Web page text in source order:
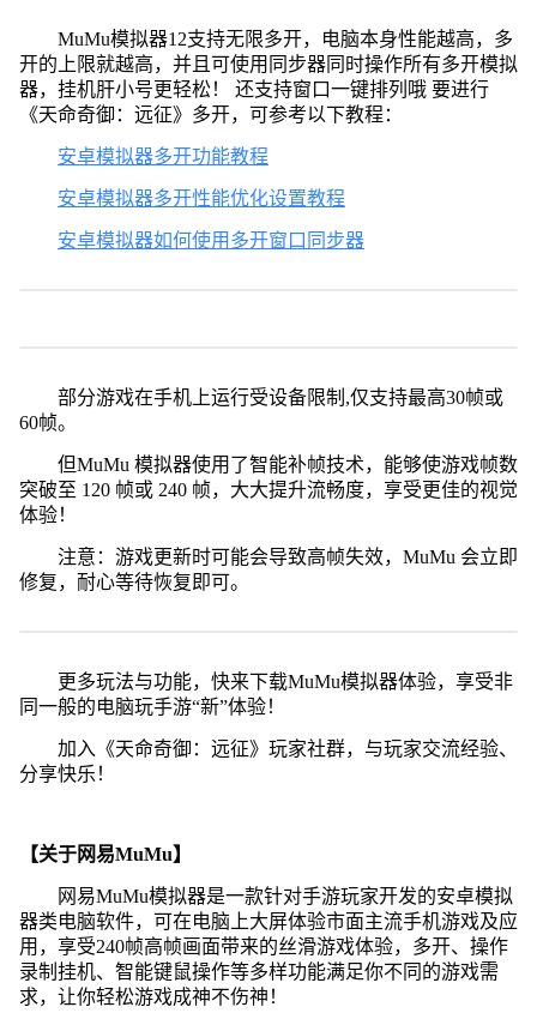
MuMu模拟器12支持无限多开，电脑本身性能越高，多
开的上限就越高，并且可使用同步器同时操作所有多开模拟
器，挂机肝小号更轻松！ 还支持窗口一键排列哦 要进行
《天命奇御：远征》多开，可参考以下教程：
安卓模拟器多开功能教程
安卓模拟器多开性能优化设置教程
安卓模拟器如何使用多开窗口同步器
部分游戏在手机上运行受设备限制,仅支持最高30帧或
60帧。
但MuMu 模拟器使用了智能补帧技术，能够使游戏帧数
突破至 120 帧或 240 帧，大大提升流畅度，享受更佳的视觉
体验！
注意：游戏更新时可能会导致高帧失效，MuMu 会立即
修复，耐心等待恢复即可。
更多玩法与功能，快来下载MuMu模拟器体验，享受非
同一般的电脑玩手游“新”体验！
加入《天命奇御：远征》玩家社群，与玩家交流经验、
分享快乐！
【关于网易MuMu】
网易MuMu模拟器是一款针对手游玩家开发的安卓模拟
器类电脑软件，可在电脑上大屏体验市面主流手机游戏及应
用，享受240帧高帧画面带来的丝滑游戏体验，多开、操作
录制挂机、智能键鼠操作等多样功能满足你不同的游戏需
求，让你轻松游戏成神不伤神！